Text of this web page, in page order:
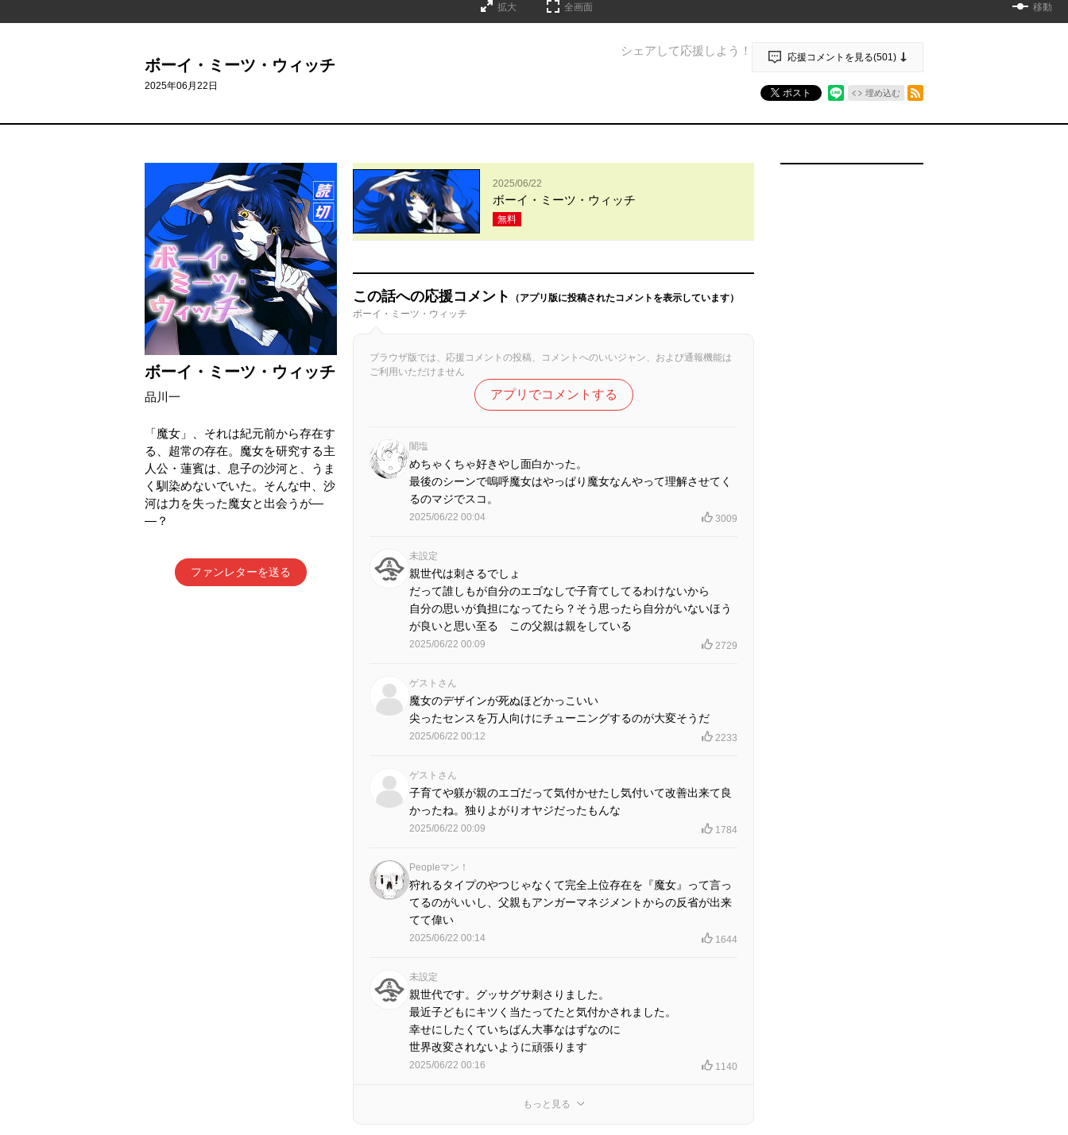
拡大 全画面 移動
ボーイ・ミーツ・ウィッチ
2025年06月22日
シェアして応援しよう！ 応援コメントを見る(501)
ポスト 埋め込む
ボーイ・ミーツ・ウィッチ
品川一
「魔女」、それは紀元前から存在す
る、超常の存在。魔女を研究する主
人公・蓮賓は、息子の沙河と、うま
く馴染めないでいた。そんな中、沙
河は力を失った魔女と出会うが―
―？
ファンレターを送る
2025/06/22
ボーイ・ミーツ・ウィッチ
無料
この話への応援コメント
（アプリ版に投稿されたコメントを表示しています）
ボーイ・ミーツ・ウィッチ
ブラウザ版では、応援コメントの投稿、コメントへのいいジャン、および通報機能は
ご利用いただけません
アプリでコメントする
闇塩
めちゃくちゃ好きやし面白かった。
最後のシーンで嗚呼魔女はやっぱり魔女なんやって理解させてく
るのマジでスコ。
2025/06/22 00:04 3009
未設定
親世代は刺さるでしょ
だって誰しもが自分のエゴなしで子育てしてるわけないから
自分の思いが負担になってたら？そう思ったら自分がいないほう
が良いと思い至る この父親は親をしている
2025/06/22 00:09 2729
ゲストさん
魔女のデザインが死ぬほどかっこいい
尖ったセンスを万人向けにチューニングするのが大変そうだ
2025/06/22 00:12 2233
ゲストさん
子育てや躾が親のエゴだって気付かせたし気付いて改善出来て良
かったね。独りよがりオヤジだったもんな
2025/06/22 00:09 1784
Peopleマン！
狩れるタイプのやつじゃなくて完全上位存在を『魔女』って言っ
てるのがいいし、父親もアンガーマネジメントからの反省が出来
てて偉い
2025/06/22 00:14 1644
未設定
親世代です。グッサグサ刺さりました。
最近子どもにキツく当たってたと気付かされました。
幸せにしたくていちばん大事なはずなのに
世界改変されないように頑張ります
2025/06/22 00:16 1140
もっと見る